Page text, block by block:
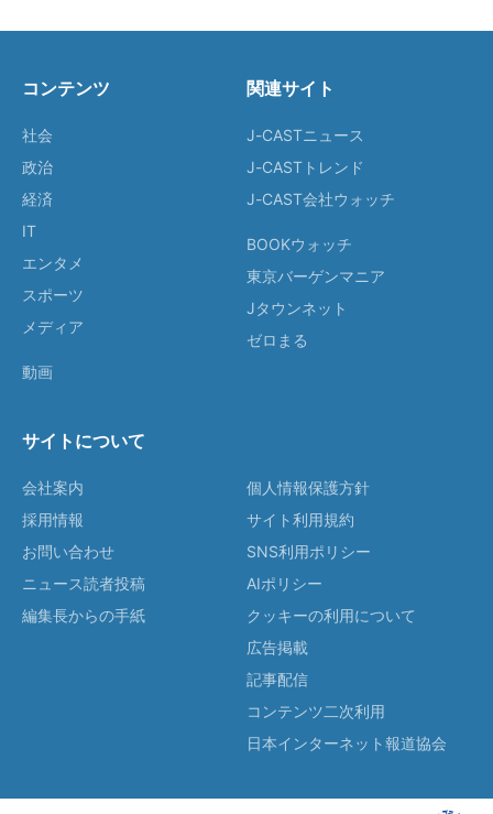
コンテンツ
社会
政治
経済
IT
エンタメ
スポーツ
メディア
動画
関連サイト
J-CASTニュース
J-CASTトレンド
J-CAST会社ウォッチ
BOOKウォッチ
東京バーゲンマニア
Jタウンネット
ゼロまる
サイトについて
会社案内
採用情報
お問い合わせ
ニュース読者投稿
編集長からの手紙
個人情報保護方針
サイト利用規約
SNS利用ポリシー
AIポリシー
クッキーの利用について
広告掲載
記事配信
コンテンツ二次利用
日本インターネット報道協会